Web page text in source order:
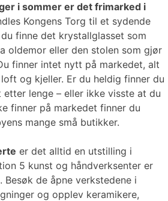
i sommer er det frimarked i
Kongens Torg til et sydende
finne det krystallglasset som
oldemor eller den stolen som gjør
finner intet nytt på markedet, alt
og kjeller. Er du heldig finner du
lenge – eller ikke visste at du
finner på markedet finner du
mange små butikker.
er det alltid en utstilling i
5 kunst og håndverksenter er
Besøk de åpne verkstedene i
og opplev keramikere,